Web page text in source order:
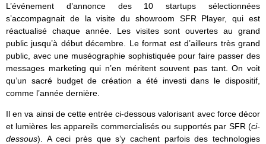
L’événement d’annonce des 10 startups sélectionnées
s’accompagnait de la visite du showroom SFR Player, qui est
réactualisé chaque année. Les visites sont ouvertes au grand
public jusqu’à début décembre. Le format est d’ailleurs très grand
public, avec une muséographie sophistiquée pour faire passer des
messages marketing qui n’en méritent souvent pas tant. On voit
qu’un sacré budget de création a été investi dans le dispositif,
comme l’année dernière.
Il en va ainsi de cette entrée ci-dessous valorisant avec force décor
et lumières les appareils commercialisés ou supportés par SFR (ci-
dessous). A ceci près que s’y cachent parfois des technologies